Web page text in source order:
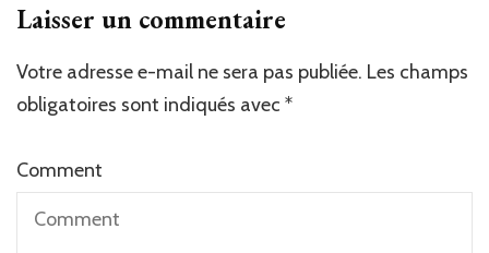
Laisser un commentaire
Votre adresse e-mail ne sera pas publiée. Les champs
obligatoires sont indiqués avec *
Comment